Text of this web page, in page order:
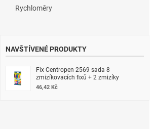
Rychloměry
NAVŠTÍVENÉ PRODUKTY
Fix Centropen 2569 sada 8
zmizíkovacích fixů + 2 zmizíky
46,42 Kč